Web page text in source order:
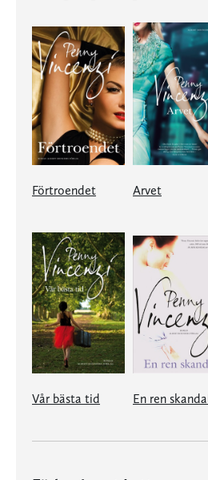
Förtroendet Arvet
Vår bästa tid En ren